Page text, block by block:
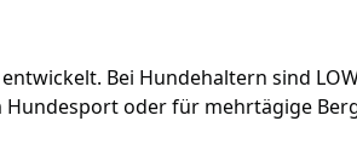
Bei Hundehaltern sind
Hundesport oder für mehrtägige